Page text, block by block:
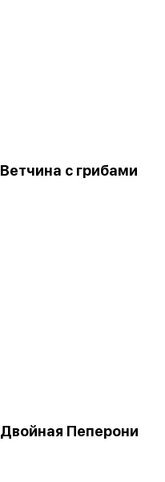
Ветчина с грибами
Двойная Пеперони